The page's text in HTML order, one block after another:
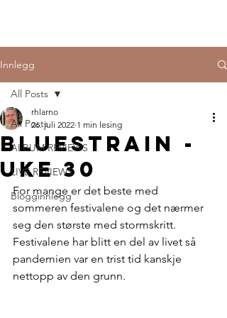
Innlegg
All Posts
ALBUM REVIEWS
LIVE REVIEWS
Blogginnlegg
All Posts
Bluestrain -
uke 30
rhlarno
26. juli 2022 1 min lesing
For mange er det beste med
sommeren festivalene og det nærmer
seg den største med stormskritt.
Festivalene har blitt en del av livet så
pandemien var en trist tid kanskje
nettopp av den grunn.